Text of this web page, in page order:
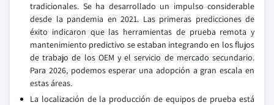
tradicionales. Se ha desarrollado un impulso considerable
desde la pandemia en 2021. Las primeras predicciones de
éxito indicaron que las herramientas de prueba remota y
mantenimiento predictivo se estaban integrando en los flujos
de trabajo de los OEM y el servicio de mercado secundario.
Para 2026, podemos esperar una adopción a gran escala en
estas áreas.
La localización de la producción de equipos de prueba está